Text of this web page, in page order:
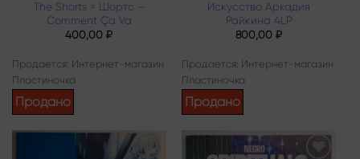
The Shorts = Шортс –
Comment Ça Va
400,00₽
Продается: Интернет-магазин
Пластиночка
Продано
Искусство Аркадия
Райкина 4LP
800,00₽
Продается: Интернет-магазин
Пластиночка
Продано